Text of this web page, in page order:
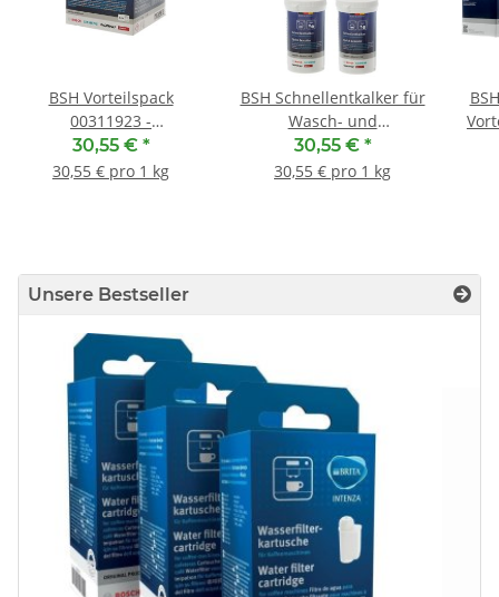
BSH Vorteilspack
00311923 -
Schnellentkalker für
Wasch- und
30,55 € *
30,55 € pro 1 kg
BSH Schnellentkalker für
Wasch- und
Spülmaschinen
00312522 - 4 Packungen
30,55 € *
30,55 € pro 1 kg
Unsere Bestseller